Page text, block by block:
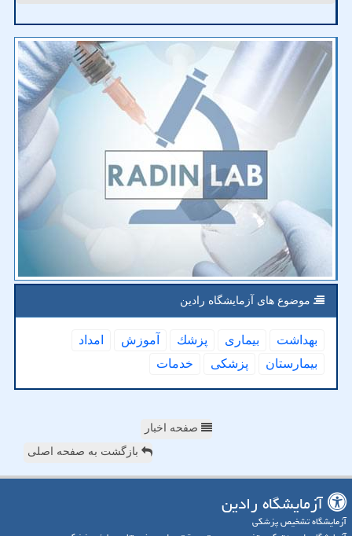
موضوع های آزمایشگاه رادین
بهداشت بیماری پزشك آموزش
امداد
بیمارستان
پزشكی خدمات
صفحه اخبار
بازگشت به صفحه اصلی
آزمایشگاه رادین
آزمایشگاه تشخیص پزشکی